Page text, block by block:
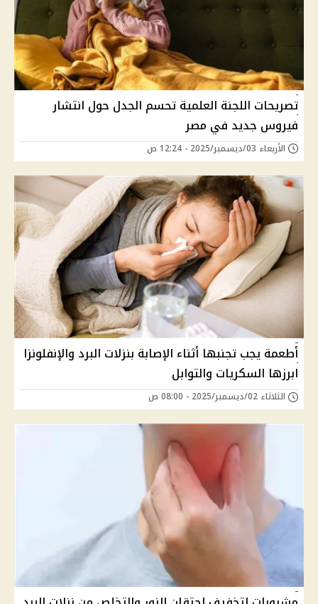
تصريحات اللجنة العلمية تحسم الجدل حول انتشار
فيروس جديد في مصر
الأربعاء 03/ديسمبر/2025 - 12:24 ص
أطعمة يجب تجنبها أثناء الإصابة بنزلات البرد والإنفلونزا
ابرزها السكريات والتوابل
الثلاثاء 02/ديسمبر/2025 - 08:00 ص